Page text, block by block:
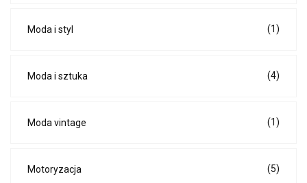
Moda i styl (1)
Moda i sztuka (4)
Moda vintage (1)
Motoryzacja (5)